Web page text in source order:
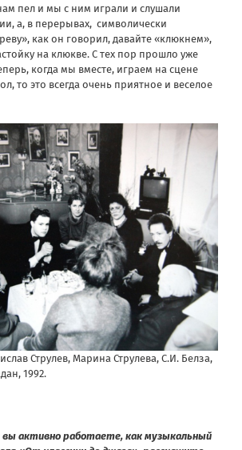
пел и мы с ним играли и слушали
а, в перерывах, символически
как он говорил, давайте «клюкнем»,
на клюкве. С тех пор прошло уже
когда мы вместе, играем на сцене
то это всегда очень приятное и веселое
Струлев, Марина Струлева, С.И. Белза,
1992.
вы активно работаете, как музыкальный